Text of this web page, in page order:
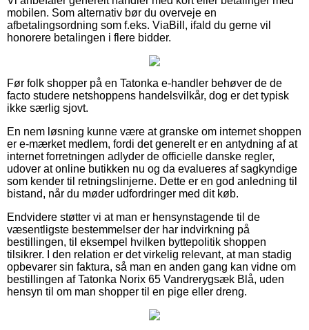
mobilen. Som alternativ bør du overveje en
afbetalingsordning som f.eks. ViaBill, ifald du gerne vil
honorere betalingen i flere bidder.
Før folk shopper på en Tatonka e-handler behøver de de
facto studere netshoppens handelsvilkår, dog er det typisk
ikke særlig sjovt.
En nem løsning kunne være at granske om internet shoppen
er e-mærket medlem, fordi det generelt er en antydning af at
internet forretningen adlyder de officielle danske regler,
udover at online butikken nu og da evalueres af sagkyndige
som kender til retningslinjerne. Dette er en god anledning til
bistand, når du møder udfordringer med dit køb.
Endvidere støtter vi at man er hensynstagende til de
væsentligste bestemmelser der har indvirkning på
bestillingen, til eksempel hvilken byttepolitik shoppen
tilsikrer. I den relation er det virkelig relevant, at man stadig
opbevarer sin faktura, så man en anden gang kan vidne om
bestillingen af Tatonka Norix 65 Vandrerygsæk Blå, uden
hensyn til om man shopper til en pige eller dreng.